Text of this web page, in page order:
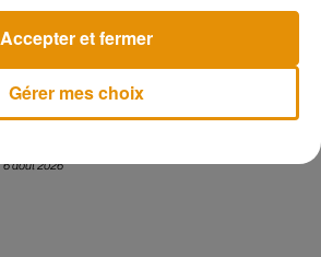
6 août 2026
Gérer mes choix
Accepter et fermer